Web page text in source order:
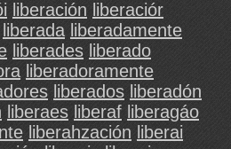
liberación liberaciór
liberada liberadamente
liberades liberado
liberadoramente
liberados liberadón
liberaes liberaf liberagáo
liberahzación liberai